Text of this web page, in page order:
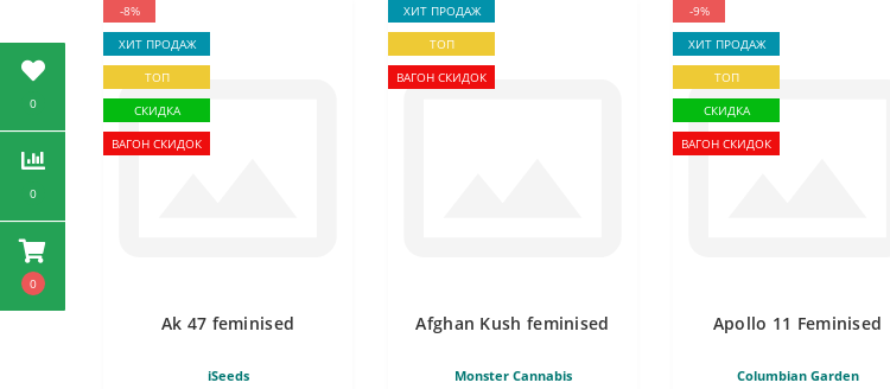
0
0
0
-8%
ХИТ ПРОДАЖ
ТОП
СКИДКА
ВАГОН СКИДОК
Ak 47 feminised
iSeeds
ХИТ ПРОДАЖ
ТОП
ВАГОН СКИДОК
Afghan Kush feminised
Monster Cannabis
-9%
ХИТ ПРОДАЖ
ТОП
СКИДКА
ВАГОН СКИДОК
Apollo 11 Feminised
Columbian Garden